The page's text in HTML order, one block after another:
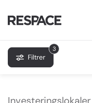
3
Filtrer